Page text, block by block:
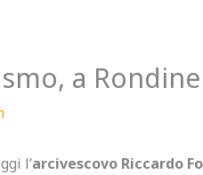
a
l’arcivescovo Riccardo